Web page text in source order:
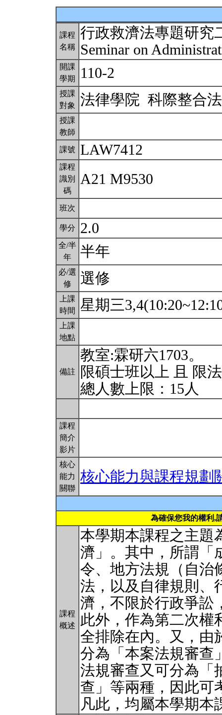
課程
名稱
行政救濟法專題研究
Seminar on
開課
學期
110-2
授課
對象
法律學院 科際整合
授課
教師
課號 LAW7412
課程
識別
碼
A21 M9530
班次
學分 2.0
全/半
年
半年
必/選
修
選修
上課
時間
星期三
上課
地點
備註
教室:霖研六1703。
限碩士班以上 且 限
總人數上限：15人
課程
簡介
影片
核心
能力
關聯
核心能力與課程規劃
為確保您我的權利,
課程
概述
本學期本課程之主題
濟」。其中，所謂「
令、地方法規（自治
法，以及自律規則、
濟，不限於行政爭訟
此外，作為第二次權
全排除在內。又，由
分為「本案法規審查
法規審查又可分為「
查」等兩種，因此可
凡此，均屬本學期